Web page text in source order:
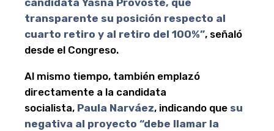
candidata Yasna Provoste, que
transparente su posición respecto al
cuarto retiro y al retiro del 100%”, señaló
desde el Congreso.
Al mismo tiempo, también emplazó
directamente a la candidata
socialista, Paula Narváez, indicando que su
negativa al proyecto “debe llamar la